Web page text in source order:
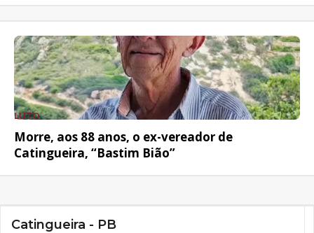
LUTO
Morre, aos 88 anos, o ex-vereador de
Catingueira, “Bastim Bião”
Catingueira - PB